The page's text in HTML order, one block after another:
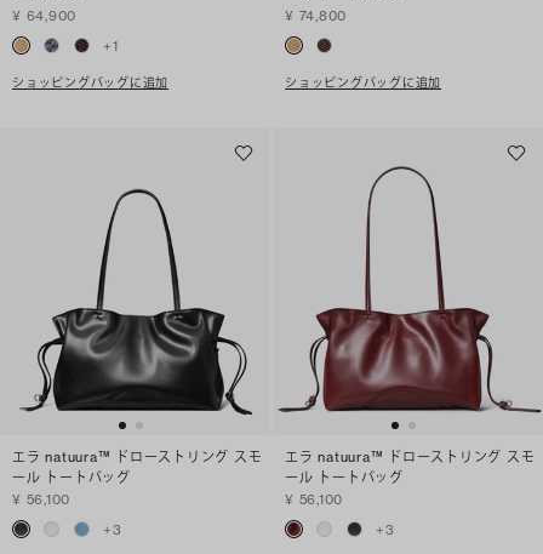
¥ 64,900
+1
ショッピングバッグに追加
¥ 74,800
ショッピングバッグに追加
エラ natuura™ ドローストリング スモ
ール トートバッグ
¥ 56,100
+3
エラ natuura™ ドローストリング スモ
ール トートバッグ
¥ 56,100
+3